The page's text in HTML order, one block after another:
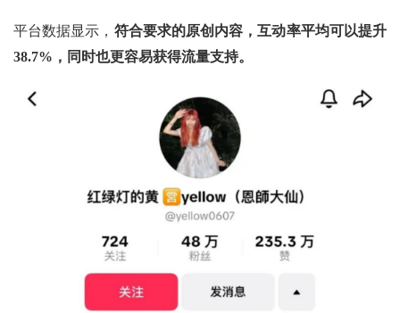
平台数据显示， 符合要求的原创内容，互动率平均可以提升
38.7%，同时也更容易获得流量支持。